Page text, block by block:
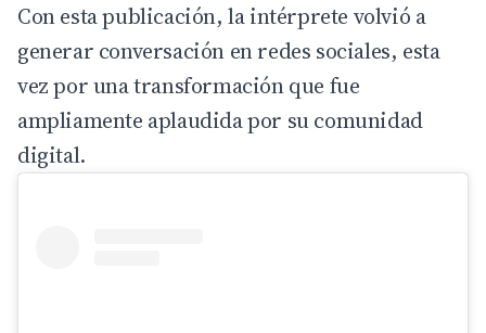
Con esta publicación, la intérprete volvió a
generar conversación en redes sociales, esta
vez por una transformación que fue
ampliamente aplaudida por su comunidad
digital.